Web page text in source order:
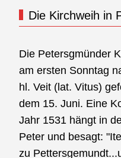
Die Kirchweih in
Die Petersgmünder
am ersten Sonntag
hl. Veit (lat. Vitus)
dem 15. Juni. Eine
Jahr 1531 hängt in
Peter und besagt:
zu